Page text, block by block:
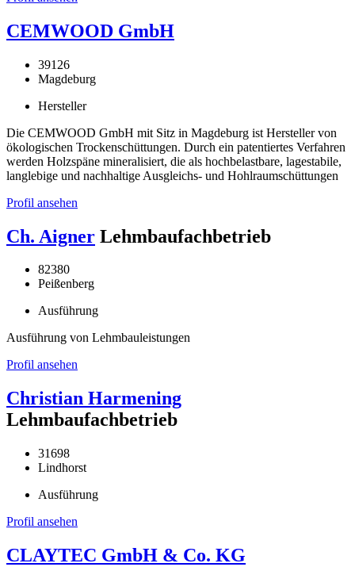
CEMWOOD GmbH
39126
Magdeburg
Hersteller
Die CEMWOOD GmbH mit Sitz in Magdeburg ist Hersteller von
ökologischen Trockenschüttungen. Durch ein patentiertes Verfahren
werden Holzspäne mineralisiert, die als hochbelastbare, lagestabile,
langlebige und nachhaltige Ausgleichs- und Hohlraumschüttungen
Profil ansehen
Ch. Aigner Lehmbaufachbetrieb
82380
Peißenberg
Ausführung
Ausführung von Lehmbauleistungen
Profil ansehen
Christian Harmening
Lehmbaufachbetrieb
31698
Lindhorst
Ausführung
Profil ansehen
CLAYTEC GmbH & Co. KG